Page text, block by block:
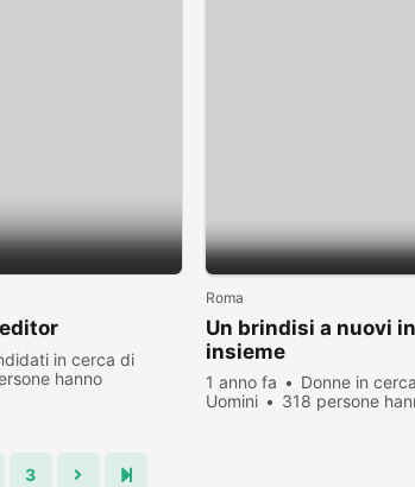
in cerca di
hanno
Roma
Un brindisi a nuovi
insieme
1 anno fa
Donne in
Uomini
318 persone
3